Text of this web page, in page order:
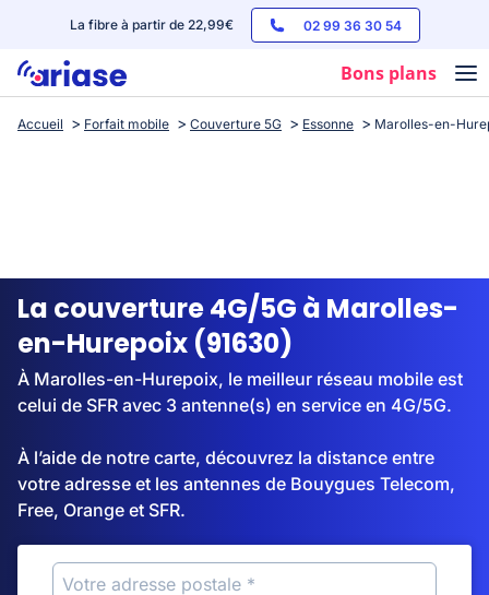
La fibre à partir de 22,99€ 02 99 36 30 54
Bons plans
Box internet
Streaming
Accueil Forfait mobile Couverture 5G Essonne Marolles-en-
La couverture 4G/5G à Marolles-
en-Hurepoix (91630)
À Marolles-en-Hurepoix, le meilleur réseau mobile est
celui de SFR avec 3 antenne(s) en service en 4G/5G.
À l’aide de notre carte, découvrez la distance entre
votre adresse et les antennes de Bouygues Telecom,
Free, Orange et SFR.